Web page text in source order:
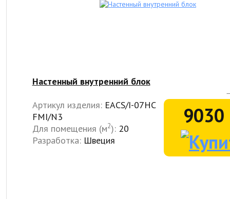
Настенный внутренний блок
9030
Артикул изделия: EACS/I-07HC
FMI/N3
Для помещения (м2): 20
Разработка: Швеция